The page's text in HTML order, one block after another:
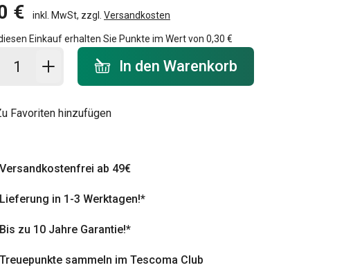
€ inkl. MwSt, zzgl. Versandkosten
Einkauf erhalten Sie Punkte im Wert von 0,30 €
In den Warenkorb - Menge
In den Warenkorb
Favoriten hinzufügen
Versandkostenfrei ab 49€
Lieferung in 1-3 Werktagen!*
Bis zu 10 Jahre Garantie!*
Treuepunkte sammeln im Tescoma Club